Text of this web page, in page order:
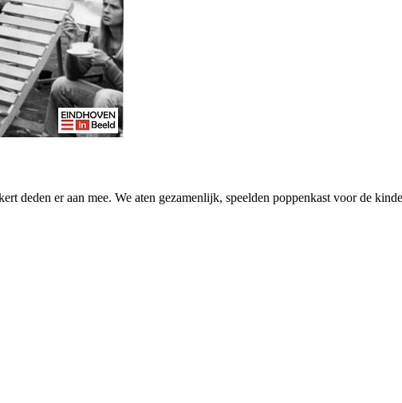
deden er aan mee. We aten gezamenlijk, speelden poppenkast voor de